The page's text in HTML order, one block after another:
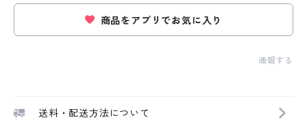
商品をアプリでお気に入り
通報する
送料・配送方法について